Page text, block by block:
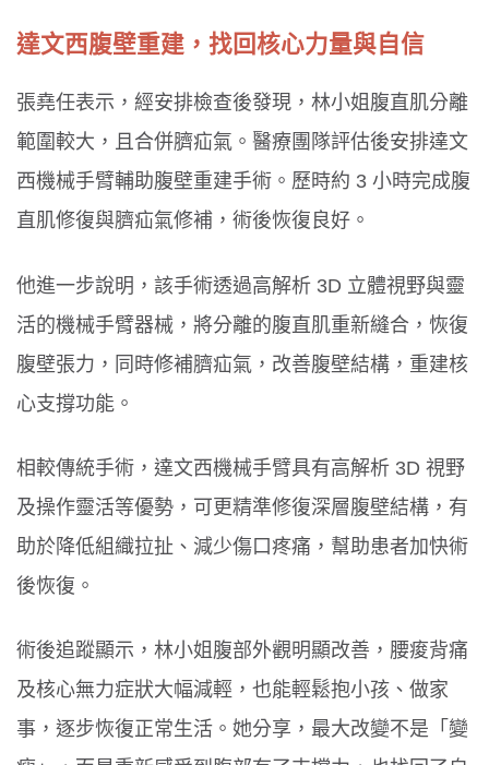
達文西腹壁重建，找回核心力量與自信
張堯任表示，經安排檢查後發現，林小姐腹直肌分離
範圍較大，且合併臍疝氣。醫療團隊評估後安排達文
西機械手臂輔助腹壁重建手術。歷時約 3 小時完成腹
直肌修復與臍疝氣修補，術後恢復良好。
他進一步說明，該手術透過高解析 3D 立體視野與靈
活的機械手臂器械，將分離的腹直肌重新縫合，恢復
腹壁張力，同時修補臍疝氣，改善腹壁結構，重建核
心支撐功能。
相較傳統手術，達文西機械手臂具有高解析 3D 視野
及操作靈活等優勢，可更精準修復深層腹壁結構，有
助於降低組織拉扯、減少傷口疼痛，幫助患者加快術
後恢復。
術後追蹤顯示，林小姐腹部外觀明顯改善，腰痠背痛
及核心無力症狀大幅減輕，也能輕鬆抱小孩、做家
事，逐步恢復正常生活。她分享，最大改變不是「變